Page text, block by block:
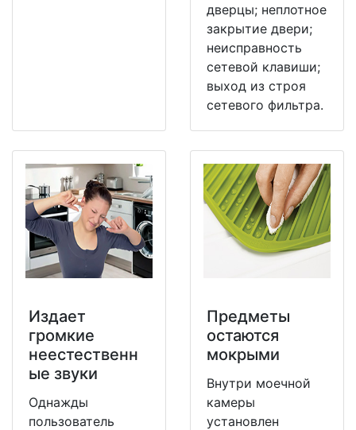
дверцы; неплотное
закрытие двери;
неисправность
сетевой клавиши;
выход из строя
сетевого фильтра.
Издает
громкие
неестественн
ые звуки
Однажды
пользователь
Предметы
остаются
мокрыми
Внутри моечной
камеры
установлен